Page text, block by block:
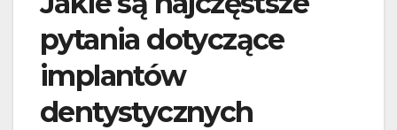
pytania dotyczące
implantów
dentystycznych